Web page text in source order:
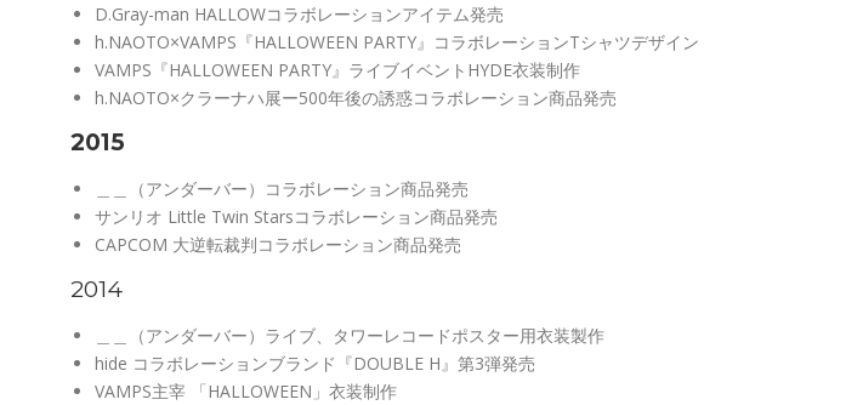
D.Gray-man HALLOWコラボレーションアイテム発売
h.NAOTO×VAMPS『HALLOWEEN PARTY』コラボレーションTシャツデザイン
VAMPS『HALLOWEEN PARTY』ライブイベントHYDE衣装制作
h.NAOTO×クラーナハ展ー500年後の誘惑コラボレーション商品発売
2015
＿＿（アンダーバー）コラボレーション商品発売
サンリオ Little Twin Starsコラボレーション商品発売
CAPCOM 大逆転裁判コラボレーション商品発売
2014
＿＿（アンダーバー）ライブ、タワーレコードポスター用衣装製作
hide コラボレーションブランド『DOUBLE H』第3弾発売
VAMPS主宰 「HALLOWEEN」衣装制作